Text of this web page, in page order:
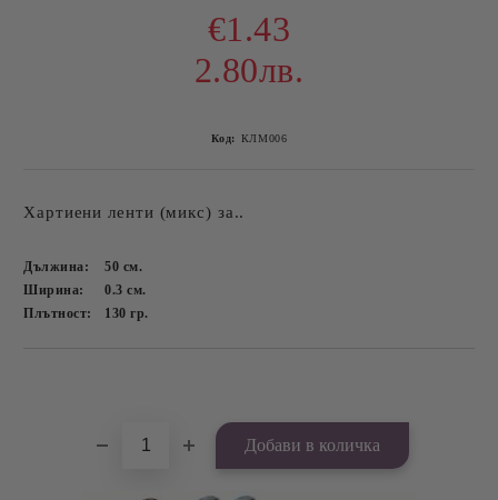
€1.43
2.80лв.
Код: КЛМ006
Хартиени ленти (микс) за..
Дължина: 50 см.
Ширина:
0.3см.
Плътност:
130гр.